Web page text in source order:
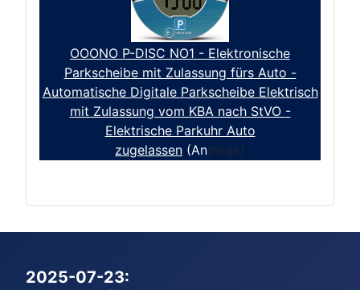
OOONO P-DISC NO1 - Elektronische
Parkscheibe mit Zulassung fürs Auto -
Automatische Digitale Parkscheibe Elektrisch
mit Zulassung vom KBA nach StVO -
Elektrische Parkuhr Auto
zugelassen (Anzeige)
2025-07-23: